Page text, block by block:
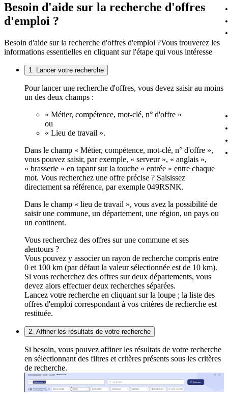
Besoin d'aide sur la recherche d'offres
d'emploi ?
Besoin d'aide sur la recherche d'offres d'emploi ?Vous trouverez les
informations essentielles en cliquant sur l'étape qui vous intéresse
1. Lancer votre recherche
Pour lancer une recherche d'offres, vous devez saisir au moins
un des deux champs :
« Métier, compétence, mot-clé, n° d'offre »
ou
« Lieu de travail ».
Dans le champ « Métier, compétence, mot-clé, n° d'offre »,
vous pouvez saisir, par exemple, « serveur », « anglais »,
« brasserie » en tapant sur la touche « entrée » entre chaque
mot. Vous recherchez une offre précise ? Saisissez
directement sa référence, par exemple 049RSNK.
Dans le champ « lieu de travail », vous avez la possibilité de
saisir une commune, un département, une région, un pays ou
un continent.
Vous recherchez des offres sur une commune et ses
alentours ?
Vous pouvez y associer un rayon de recherche compris entre
0 et 100 km (par défaut la valeur sélectionnée est de 10 km).
Si vous recherchez des offres sur deux départements, vous
devez alors effectuer deux recherches séparées.
Lancez votre recherche en cliquant sur la loupe ; la liste des
offres d'emploi correspondant à vos critères de recherche est
restituée.
2. Affiner les résultats de votre recherche
Si besoin, vous pouvez affiner les résultats de votre recherche
en sélectionnant des filtres et critères présents sous les critères
de recherche.